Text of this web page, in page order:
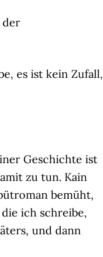
der
es ist kein Zufall,
Geschichte ist
zu tun. Kain
bemüht,
ich schreibe,
und dann